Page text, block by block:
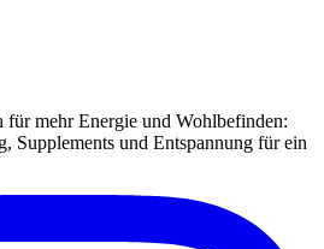
für mehr Energie und Wohlbefinden:
Supplements und Entspannung für ein